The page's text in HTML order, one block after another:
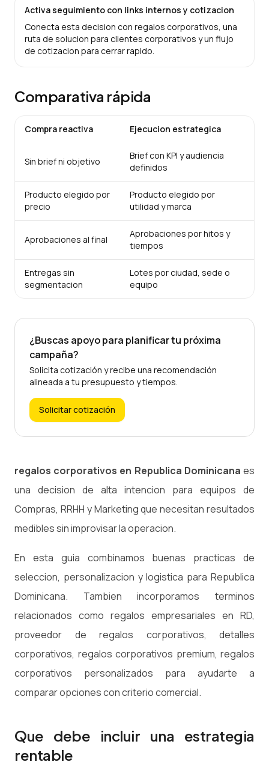
Activa seguimiento con links internos y cotizacion
Conecta esta decision con regalos corporativos, una
ruta de solucion para clientes corporativos y un flujo
de cotizacion para cerrar rapido.
Comparativa rápida
Compra reactiva Ejecucion estrategica
Sin brief ni objetivo
Brief con KPI y audiencia
definidos
Producto elegido por
precio
Producto elegido por
utilidad y marca
Aprobaciones al final
Aprobaciones por hitos y
tiempos
Entregas sin
segmentacion
Lotes por ciudad, sede o
equipo
¿Buscas apoyo para planificar tu próxima
campaña?
Solicita cotización y recibe una recomendación
alineada a tu presupuesto y tiempos.
Solicitar cotización
regalos corporativos en Republica Dominicana es
una decision de alta intencion para equipos de
Compras, RRHH y Marketing que necesitan resultados
medibles sin improvisar la operacion.
En esta guia combinamos buenas practicas de
seleccion, personalizacion y logistica para Republica
Dominicana. Tambien incorporamos terminos
relacionados como regalos empresariales en RD,
proveedor de regalos corporativos, detalles
corporativos, regalos corporativos premium, regalos
corporativos personalizados para ayudarte a
comparar opciones con criterio comercial.
Que debe incluir una estrategia
rentable